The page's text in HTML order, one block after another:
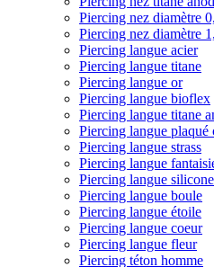
Piercing nez diamètre
Piercing nez diamètre
Piercing langue acier
Piercing langue titane
Piercing langue or
Piercing langue bioflex
Piercing langue titane
Piercing langue plaqué
Piercing langue strass
Piercing langue
Piercing langue silicone
Piercing langue boule
Piercing langue étoile
Piercing langue coeur
Piercing langue fleur
Piercing téton homme